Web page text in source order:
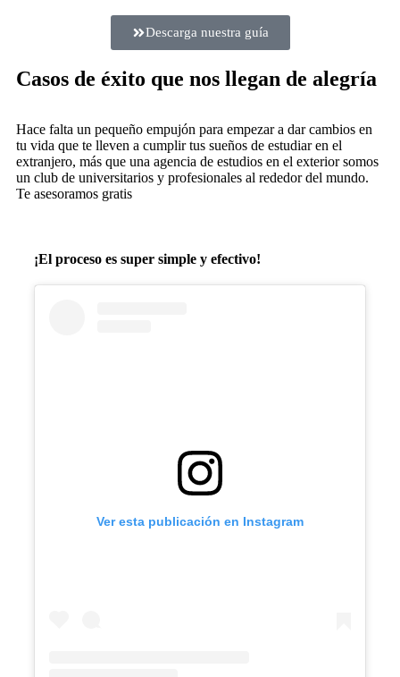
Descarga nuestra guía
Casos de éxito que nos llegan de alegría
Hace falta un pequeño empujón para empezar a dar cambios en
tu vida que te lleven a cumplir tus sueños de estudiar en el
extranjero, más que una agencia de estudios en el exterior somos
un club de universitarios y profesionales al rededor del mundo.
Te asesoramos gratis
¡El proceso es super simple y efectivo!
Ver esta publicación en Instagram